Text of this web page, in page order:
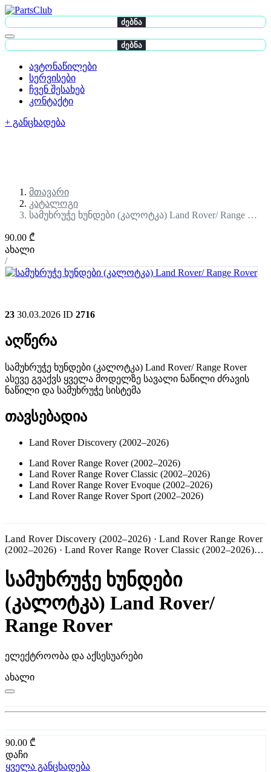
ძებნა
ძებნა
ავტონაწილები
სერვისები
ჩვენ შესახებ
კონტაქტი
+ განცხადება
მთავარი
კატალოგი
სამუხრუჭე ხუნდები (კალოტკა) Land Rover/ Range …
90.00 ₾
ახალი
/
23 30.03.2026 ID 2716
აღწერა
სამუხრუჭე ხუნდები (კალოტკა) Land Rover/ Range Rover
ასევე გვაქვს ყველა მოდელზე სავალი ნაწილი ძრავის
ნაწილი და სამუხრუჭე სისტემა
თავსებადია
Land Rover Discovery (2002–2026)
Land Rover Range Rover (2002–2026)
Land Rover Range Rover Classic (2002–2026)
Land Rover Range Rover Evoque (2002–2026)
Land Rover Range Rover Sport (2002–2026)
Land Rover Discovery (2002–2026) · Land Rover Range Rover
(2002–2026) · Land Rover Range Rover Classic (2002–2026)…
სამუხრუჭე ხუნდები
(კალოტკა) Land Rover/
Range Rover
ელექტროობა და აქსესუარები
ახალი
90.00 ₾
დაჩი
ყველა განცხადება